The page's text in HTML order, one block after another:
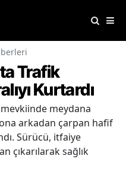
Trafik
Kurtardı
meydana
arkadan çarpan hafif
Sürücü, itfaiye
çıkarılarak sağlık